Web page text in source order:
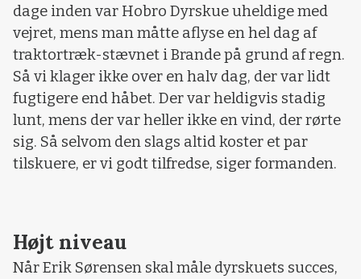
dage inden var Hobro Dyrskue uheldige med
vejret, mens man måtte aflyse en hel dag af
traktortræk-stævnet i Brande på grund af regn.
Så vi klager ikke over en halv dag, der var lidt
fugtigere end håbet. Der var heldigvis stadig
lunt, mens der var heller ikke en vind, der rørte
sig. Så selvom den slags altid koster et par
tilskuere, er vi godt tilfredse, siger formanden.
Højt niveau
Når Erik Sørensen skal måle dyrskuets succes,